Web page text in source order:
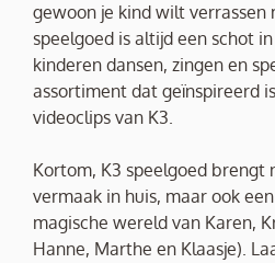
gewoon je kind wilt verrassen
speelgoed is altijd een schot
kinderen dansen, zingen en
assortiment dat geïnspireerd
videoclips van K3.
Kortom, K3 speelgoed brengt
vermaak in huis, maar ook
magische wereld van Karen,
Hanne, Marthe en Klaasje).